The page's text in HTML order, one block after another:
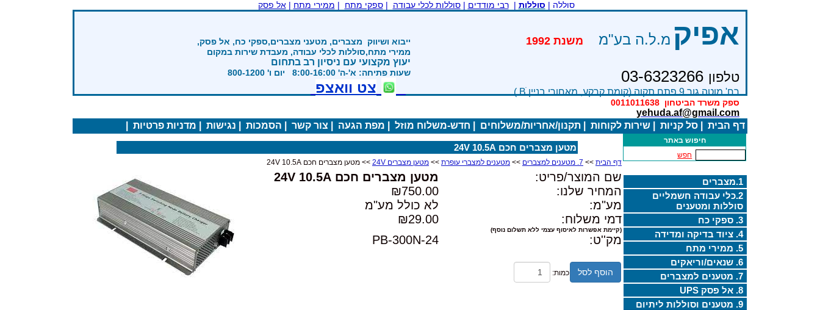
סוללה | סוללות |רבי מודדים |סוללות לכלי עבודה |ספקי מתח | ממירי מתח |אל פסק
אפיק מ.ל.ה בע"מ
טלפון 03-6323266
רח' מוטה גור 9 פתח תקוה (קומת קרקע, מאחורי בניין Bׂ )
ספק משרד הביטחון 0011011638
yehuda.af@gmail.com
ייבוא ושיווק מצברים, מטעני מצברים,ספקי כח, אל פסק,
ממירי מתח,סוללות לכלי עבודה, מעבדת שירות במקום
יעוץ מקצועי עם ניסיון רב בתחום
שעות פתיחה: א'-ה' 8:00-16:00 יום ו' 800-1200
צט וואצפ
דף הבית סל קניות שירות לקוחות תקנון/אחריות/משלוחים חדש-משלוח מוזל מפת הגעה צור קשר הסמכות נגישות מדניות פרטיות
חיפוש באתר
חפש
1.מצברים
2.כלי עבודה חשמליים
סוללות ומטענים
3. ספקי כח
4. ציוד בדיקה ומדידה
5. ממירי מתח
6. שנאים/וריאקים
7. מטענים למצברים
8. אל פסק UPS
9. מטענים וסוללות ליתיום
מטען מצברים חכם 24V 10.5A
דף הבית >> 7. מטענים למצברים >> מטענים למצברי עופרת >> מטען מצברים 24V >> מטען מצברים חכם 24V 10.5A
שם המוצר/פריט:
מטען מצברים חכם 24V 10.5A
המחיר שלנו:
₪750.00
מע"מ:
לא כולל מע"מ
דמי משלוח:
₪29.00
(קיימת אפשרות לאיסוף עצמי ללא תשלום נוסף)
מק''ט: PB-300N-24
הוסף לסל כמות: